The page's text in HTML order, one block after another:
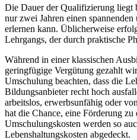
Die Dauer der Qualifizierung liegt
nur zwei Jahren einen
erlernen kann. Üblicherweise
Lehrgangs, der durch praktische
Während in einer klassischen
geringfügige Vergütung gezahlt
Umschulung beachten, dass die
Bildungsanbieter recht hoch
arbeitslos, erwerbsunfähig oder
hat die Chance, eine Förderung zu
Umschulungskosten werden so
Lebenshaltungskosten abgedeckt.